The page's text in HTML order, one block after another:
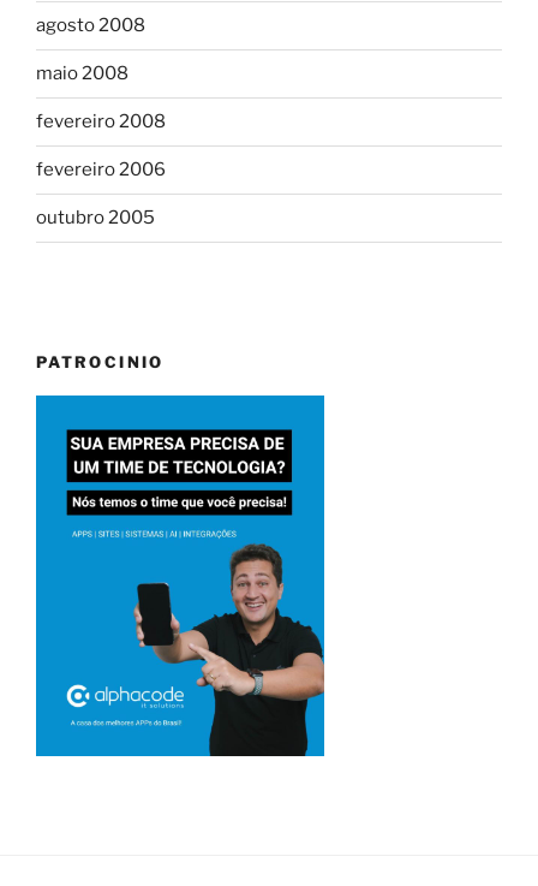
agosto 2008
maio 2008
fevereiro 2008
fevereiro 2006
outubro 2005
PATROCINIO